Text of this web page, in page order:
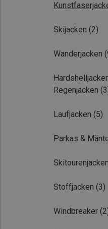
Skijacken (2)
Wanderjacken
Regenjacken
Laufjacken (5)
Parkas &
Skitourenjacken
Stoffjacken (3)
Windbreaker